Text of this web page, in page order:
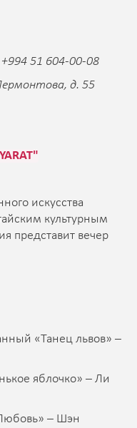
51 604-00-08
д. 55
искусства
культурным
представит вечер
«Танец львов» –
яблочко» – Ли
– Шэн